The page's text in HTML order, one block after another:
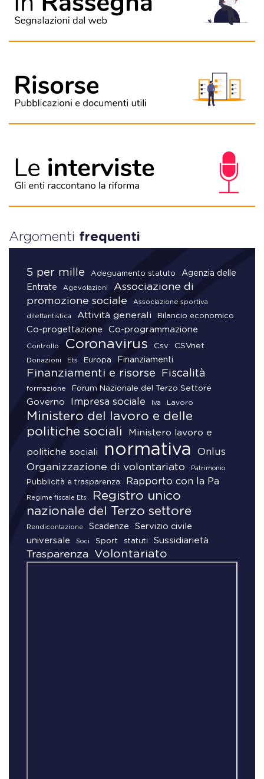
Argomenti frequenti
5 per mille Adeguamento statuto
Agenzia delle
Entrate
Agevolazioni
Associazione di
promozione sociale
Associazione sportiva
dilettantistica Attività generali Bilancio economico
Co-progettazione Co-programmazione
Controllo Coronavirus Csv CSVnet
Donazioni Ets Europa Finanziamenti
Finanziamenti e risorse Fiscalità
formazione Forum Nazionale del Terzo Settore
Governo Impresa sociale Iva Lavoro
Ministero del lavoro e delle
politiche sociali
Ministero lavoro e
politiche sociali normativa Onlus
Organizzazione di volontariato Patrimonio
Pubblicità e trasparenza Rapporto con la Pa
Regime fiscale Ets
Registro unico
nazionale del Terzo settore
Rendicontazione Scadenze
Servizio civile
universale
Soci Sport statuti Sussidiarietà
Trasparenza Volontariato